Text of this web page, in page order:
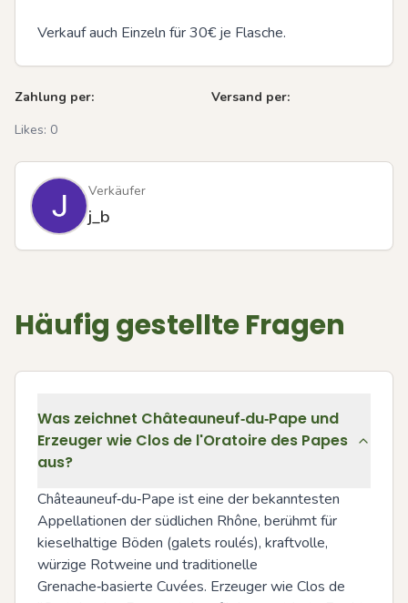
Verkauf auch Einzeln für 30€ je Flasche.
Zahlung per:
Versand per:
Likes: 0
Verkäufer
j_b
Häufig gestellte Fragen
Was zeichnet Châteauneuf‑du‑Pape und
Erzeuger wie Clos de l'Oratoire des Papes
aus?
Châteauneuf‑du‑Pape ist eine der bekanntesten
Appellationen der südlichen Rhône, berühmt für
kieselhaltige Böden (galets roulés), kraftvolle,
würzige Rotweine und traditionelle
Grenache‑basierte Cuvées. Erzeuger wie Clos de